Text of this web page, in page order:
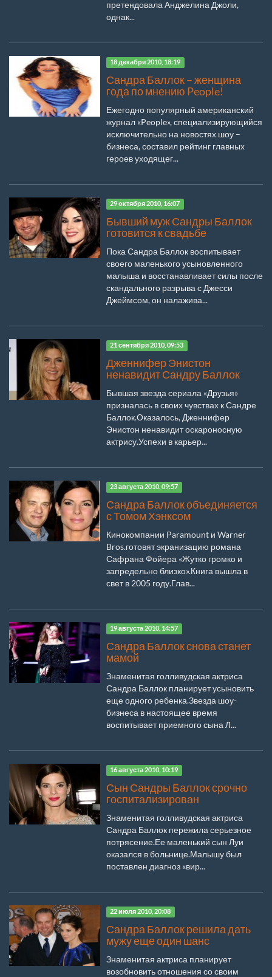
претендовала Анджелина Джоли,
однак...
18 декабря 2010, 18:19
Сандра Баллок – женщина
года по мнению People!
Ежегодно популярный американский
журнал «People», специализирующийся
исключительно на новостях шоу –
бизнеса, составил рейтинг главных
героев уходящег...
29 октября 2010, 16:07
Бывший муж Сандры Баллок
готовится к свадьбе
Пока Сандра Баллок воспитывает
своего маленького усыновленного
малыша и восстанавливает силы после
скандального разрыва с Джесси
Джеймсом, он налажива...
21 сентября 2010, 09:53
Дженнифер Энистон
ненавидит Сандру Баллок
Бывшая звезда сериала «Друзья»
призналась в своих чувствах к Сандре
Баллок.Оказалось, Дженнифер
Энистон ненавидит оскароносную
актрису.Успехи в карьер...
23 августа 2010, 09:57
Сандра Баллок объединяется
с Томом Хэнксом
Кинокомпании Paramount и Warner
Bros.готовят экранизацию романа
Сафрана Фойера «Жутко громко и
запредельно близко».Книга вышла в
свет в 2005 году.Глав...
19 августа 2010, 14:57
Сандра Баллок снова станет
мамой
Знаменитая голливудская актриса
Сандра Баллок планирует усыновить
еще одного ребенка.Звезда шоу-
бизнеса в настоящее время
воспитывает приемного сына Л...
16 августа 2010, 10:19
Сын Сандры Баллок срочно
госпитализирован
Знаменитая голливудская актриса
Сандра Баллок пережила серьезное
потрясение.Ее маленький сын Луи
оказался в больнице.Малышу был
поставлен диагноз «вир...
22 июля 2010, 20:08
Сандра Баллок решила дать
мужу еще один шанс
Знаменитая актриса планирует
возобновить отношения со своим